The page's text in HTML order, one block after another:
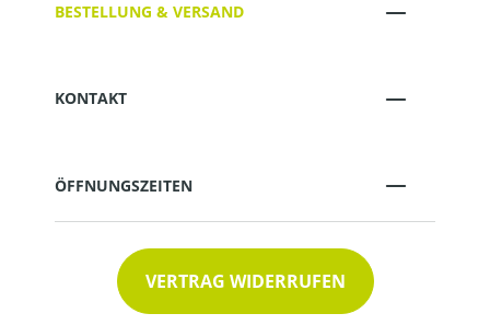
BESTELLUNG & VERSAND
KONTAKT
ÖFFNUNGSZEITEN
VERTRAG WIDERRUFEN